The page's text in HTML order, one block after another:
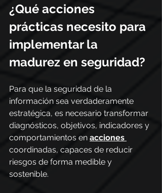
¿Qué acciones
prácticas necesito para
implementar la
madurez en seguridad?
Para que la seguridad de la
información sea verdaderamente
estratégica, es necesario transformar
diagnósticos, objetivos, indicadores y
comportamientos en acciones
coordinadas, capaces de reducir
riesgos de forma medible y
sostenible.